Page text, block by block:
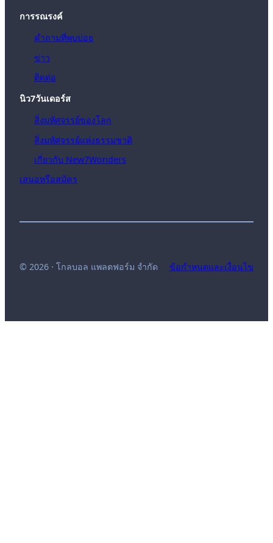
การรณรงค์
คำถามที่พบบ่อย
ข่าว
ติดต่อ
นิว7วันเดอร์ส
สิ่งมหัศจรรย์ของโลก
สิ่งมหัศจรรย์แห่งธรรมชาติ
เกี่ยวกับ New7Wonders
เสนอหรือสมัคร
© 2026 · โกลบอล แพลตฟอร์ม จำกัด ข้อกำหนดและเงื่อนไข